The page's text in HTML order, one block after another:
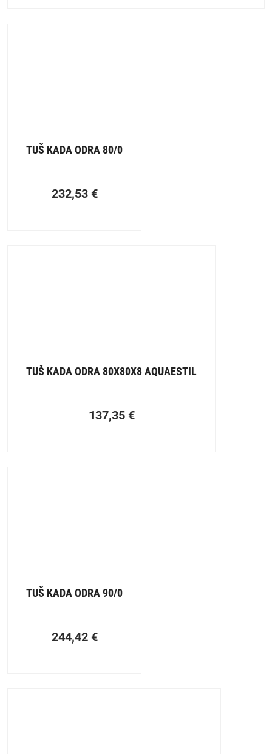
TUŠ KADA ODRA 80/0
232,53 €
TUŠ KADA ODRA 80X80X8 AQUAESTIL
137,35 €
TUŠ KADA ODRA 90/0
244,42 €